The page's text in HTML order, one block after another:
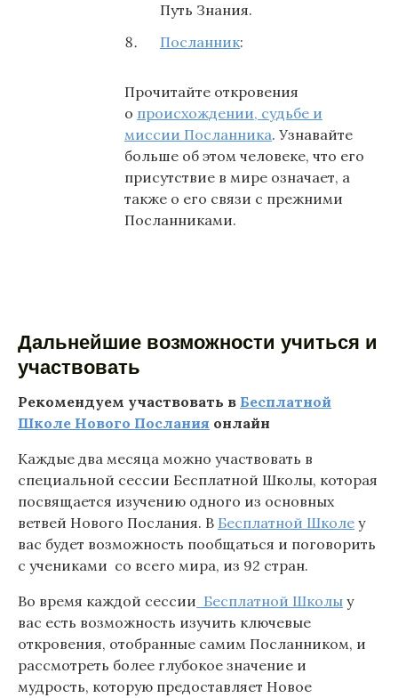
Путь Знания.
Посланник:
Прочитайте откровения
о происхождении, судьбе и
миссии Посланника. Узнавайте
больше об этом человеке, что его
присутствие в мире означает, а
также о его связи с прежними
Посланниками.
Дальнейшие возможности учиться и
участвовать
Рекомендуем участвовать в Бесплатной
Школе Нового Послания онлайн
Каждые два месяца можно участвовать в
специальной сессии Бесплатной Школы, которая
посвящается изучению одного из основных
ветвей Нового Послания. В Бесплатной Школе у
вас будет возможность пообщаться и поговорить
с учениками со всего мира, из 92 стран.
Во время каждой сессии Бесплатной Школы у
вас есть возможность изучить ключевые
откровения, отобранные самим Посланником, и
рассмотреть более глубокое значение и
мудрость, которую предоставляет Новое